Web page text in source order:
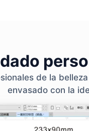
de la
envasado con la